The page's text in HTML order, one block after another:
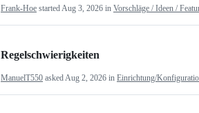
Frank-Hoe started Aug 3, 2026 in Vorschläge / Ideen /
Regelschwierigkeiten
ManuelT550 askedAug 2, 2026 in Einrichtung/